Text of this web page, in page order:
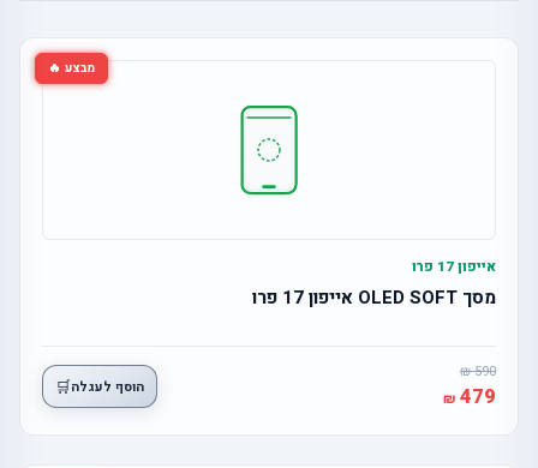
מבצע 🔥
אייפון 17 פרו
מסך OLED SOFT אייפון 17 פרו
590
479 הוסף לעגלה🛒